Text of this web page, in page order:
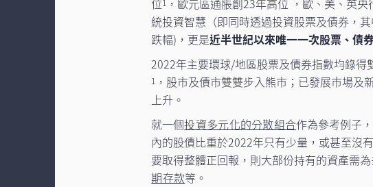
位1 ，歐元區通脹創23年高位 ，歐、美、英
統投資智慧（即同時透過投資股票及債券，
跌幅)，更是近半世紀以來唯一一次股票、債
2022年主要環球/地區股票及債券指數均錄
1 ，股市及債市雙雙步入熊市；已發展市場
上升。
就一個投資多元化的分散組合作為參考例子
內的股債比重於2022年只有少量，或甚至沒
要取得整體正回報，則大部份持有的資產需
期存款等。